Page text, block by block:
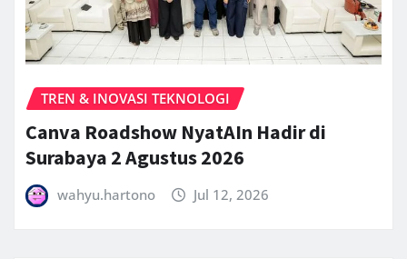
TREN & INOVASI TEKNOLOGI
Canva Roadshow NyatAIn Hadir di
Surabaya 2 Agustus 2026
wahyu.hartono Jul 12, 2026